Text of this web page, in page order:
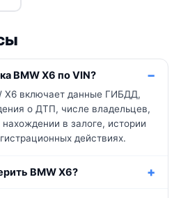
BMW X6 по VIN?
X6 включает данные ГИБДД,
о ДТП, числе владельцев,
в залоге, истории
действиях.
BMW X6?